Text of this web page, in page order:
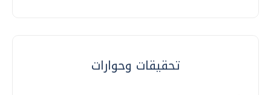
تحقيقات وحوارات